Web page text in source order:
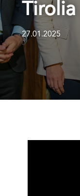
Tirolia
27.01.2025